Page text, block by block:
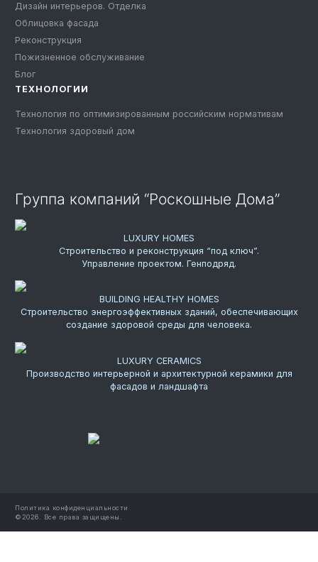
Дизайн интерьеров. Отделка
Облицовка фасада
Реконструкция
Пожизненное обслуживание
Блог
ТЕХНОЛОГИИ
Технология по оптимизированным российским нормативам
Технология здоровый дом
Группа компаний “Роскошные Дома”
LUXURY HOMES
Строительство и реконструкция “под ключ”.
Управление проектом. Генподряд.
BUILDING HEALTHY HOMES
Строительство энергоэффективных зданий, обеспечивающих
создание здоровой среды для человека.
LUXURY CERAMICS
Производство интерьерной и архитектурной керамики для
фасадов и ландшафта
Политика конфиденциальности
©2026. Все права защищены.